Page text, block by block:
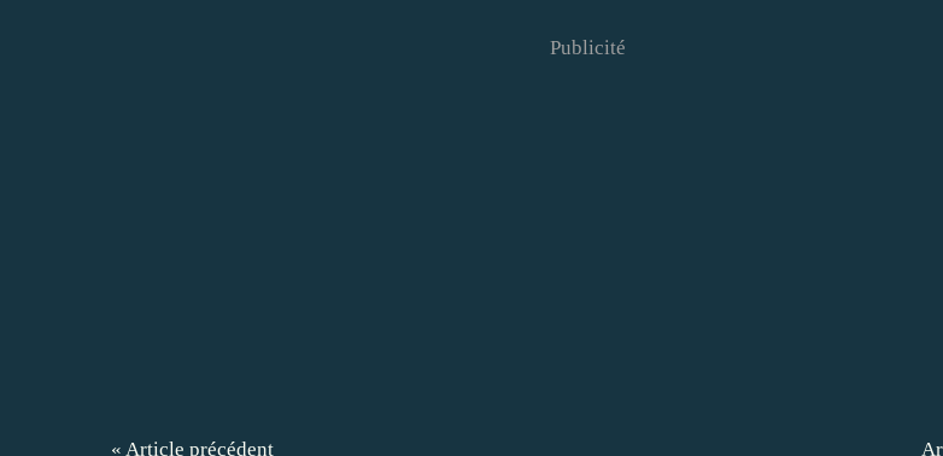
Publicité
« Article précédent